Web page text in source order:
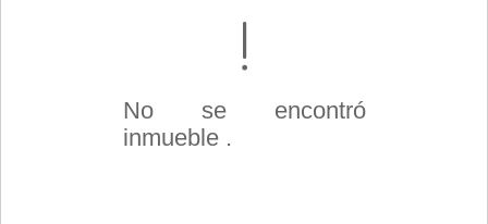
No se encontró
inmueble .